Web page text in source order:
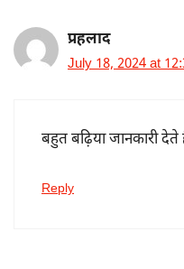
प्रहलाद
July 18, 2024 at
बहुत बढ़िया जानकारी देते
Reply